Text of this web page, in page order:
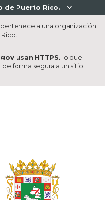
de Puerto Rico. 
a una organización
usan HTTPS, lo que
forma segura a un sitio